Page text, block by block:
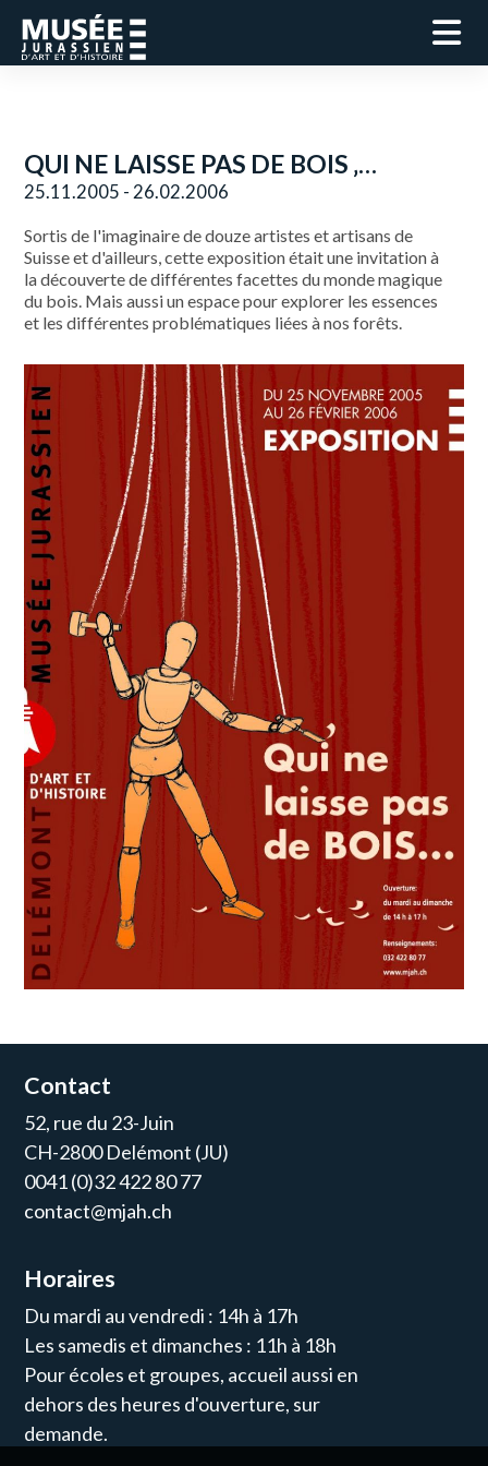
QUI NE LAISSE PAS DE BOIS ‚…
25.11.2005 - 26.02.2006
Sortis de l'imaginaire de douze artistes et artisans de
Suisse et d'ailleurs, cette exposition était une invitation à
la découverte de différentes facettes du monde magique
du bois. Mais aussi un espace pour explorer les essences
et les différentes problématiques liées à nos forêts.
Contact
52, rue du 23-Juin
CH-2800 Delémont (JU)
0041 (0)32 422 80 77
contact@mjah.ch
Horaires
Du mardi au vendredi : 14h à 17h
Les samedis et dimanches : 11h à 18h
Pour écoles et groupes, accueil aussi en
dehors des heures d'ouverture, sur
demande.